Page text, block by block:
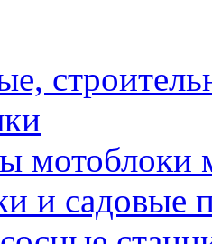
мотоблоки
и садовые